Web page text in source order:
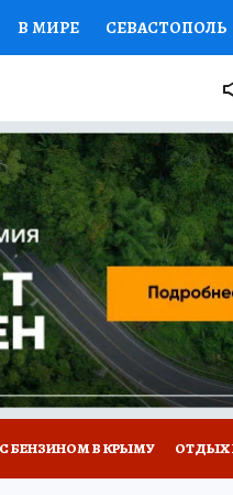
В МИРЕ СЕВАСТОПОЛЬ
ЖЕНСКИЕ СЕКРЕТЫ
ДЕФИЦИТ
ГИД ПОТРЕБИТЕЛЯ
БЕНЗИНОМ В КРЫМУ ОТДЫХ